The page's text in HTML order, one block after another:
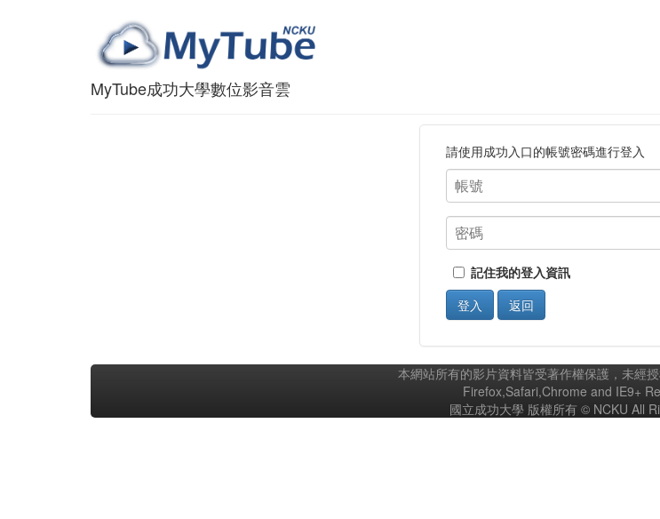
MyTube成功大學數位影音雲
請使用成功入口的帳號密碼進行登入
記住我的登入資訊
登入
返回
本網站所有的影片資料皆受著作權保護，未經
Firefox,Safari,Chrome and IE9+
國立成功大學 版權所有 © NCKU All